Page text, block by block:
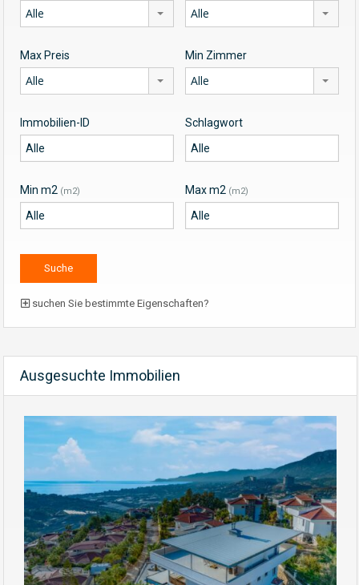
Alle Alle
Max Preis
Alle
Min Zimmer
Alle
Immobilien-ID Schlagwort
Min m2 (m2) Max m2 (m2)
suchen Sie bestimmte Eigenschaften?
Ausgesuchte Immobilien